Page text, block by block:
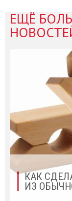
ЕЩЁ
КАК
ИЗ